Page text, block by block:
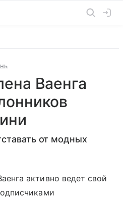
Ваенга
от модных
активно ведет свой